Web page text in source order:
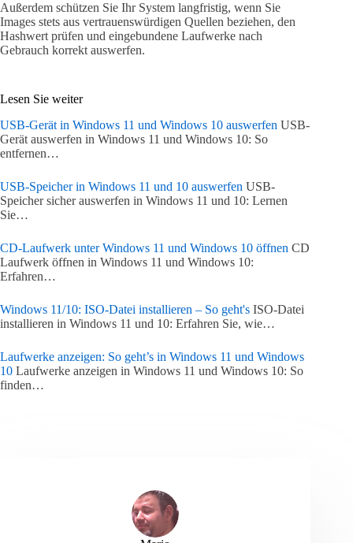
Außerdem schützen Sie Ihr System langfristig, wenn Sie
Images stets aus vertrauenswürdigen Quellen beziehen, den
Hashwert prüfen und eingebundene Laufwerke nach
Gebrauch korrekt auswerfen.
Lesen Sie weiter
USB-Gerät in Windows 11 und Windows 10 auswerfen USB-
Gerät auswerfen in Windows 11 und Windows 10: So
entfernen…
USB-Speicher in Windows 11 und 10 auswerfen USB-
Speicher sicher auswerfen in Windows 11 und 10: Lernen
Sie…
CD-Laufwerk unter Windows 11 und Windows 10 öffnen CD
Laufwerk öffnen in Windows 11 und Windows 10:
Erfahren…
Windows 11/10: ISO-Datei installieren – So geht's ISO-Datei
installieren in Windows 11 und 10: Erfahren Sie, wie…
Laufwerke anzeigen: So geht’s in Windows 11 und Windows
10 Laufwerke anzeigen in Windows 11 und Windows 10: So
finden…